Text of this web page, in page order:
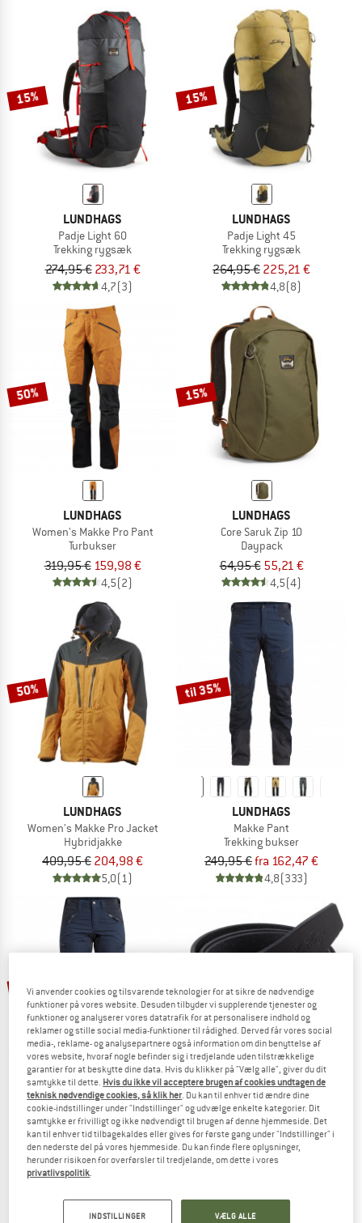
15%
LUNDHAGS
Padje Light 60
Trekking rygsæk
274,95 € 233,71 €
4,7(3)
15%
LUNDHAGS
Padje Light 45
Trekking rygsæk
264,95 € 225,21 €
4,8(8)
50%
LUNDHAGS
Women's Makke Pro Pant
Turbukser
319,95 € 159,98 €
4,5(2)
15%
LUNDHAGS
Core Saruk Zip 10
Daypack
64,95 € 55,21 €
4,5(4)
50%
LUNDHAGS
Women's Makke Pro Jacket
Hybridjakke
409,95 € 204,98 €
5,0(1)
til 35%
LUNDHAGS
Makke Pant
Trekking bukser
249,95 €fra 162,47 €
4,8(333)
til 55%
LUNDHAGS
Women's Makke Pant
Trekking bukser
249,95 €fra 112,48 €
20%
LUNDHAGS
Venture Belt 40 mm
Bælter
54,95 €43,96 €
Vi anvender cookies og tilsvarende teknologier for at sikre de nødvendige
funktioner på vores website. Desuden tilbyder vi supplerende tjenester og
funktioner og analyserer vores datatrafik for at personalisere indhold og
reklamer og stille social media-funktioner til rådighed. Derved får vores social
media-, reklame- og analysepartnere også information om din benyttelse af
vores website, hvoraf nogle befinder sig i tredjelande uden tilstrækkelige
garantier for at beskytte dine data. Hvis du klikker på "Vælg alle", giver du dit
samtykke til dette. Hvis du ikke vil acceptere brugen af cookies undtagen de
teknisk nødvendige cookies, så klik her. Du kan til enhver tid ændre dine
cookie-indstillinger under "Indstillinger" og udvælge enkelte kategorier. Dit
samtykke er frivilligt og ikke nødvendigt til brugen af denne hjemmeside. Det
kan til enhver tid tilbagekaldes eller gives for første gang under "Indstillinger" i
den nederste del på vores hjemmeside. Du kan finde flere oplysninger,
herunder risikoen for overførsler til tredjelande, om dette i vores
privatlivspolitik.
INDSTILLINGER VÆLG ALLE